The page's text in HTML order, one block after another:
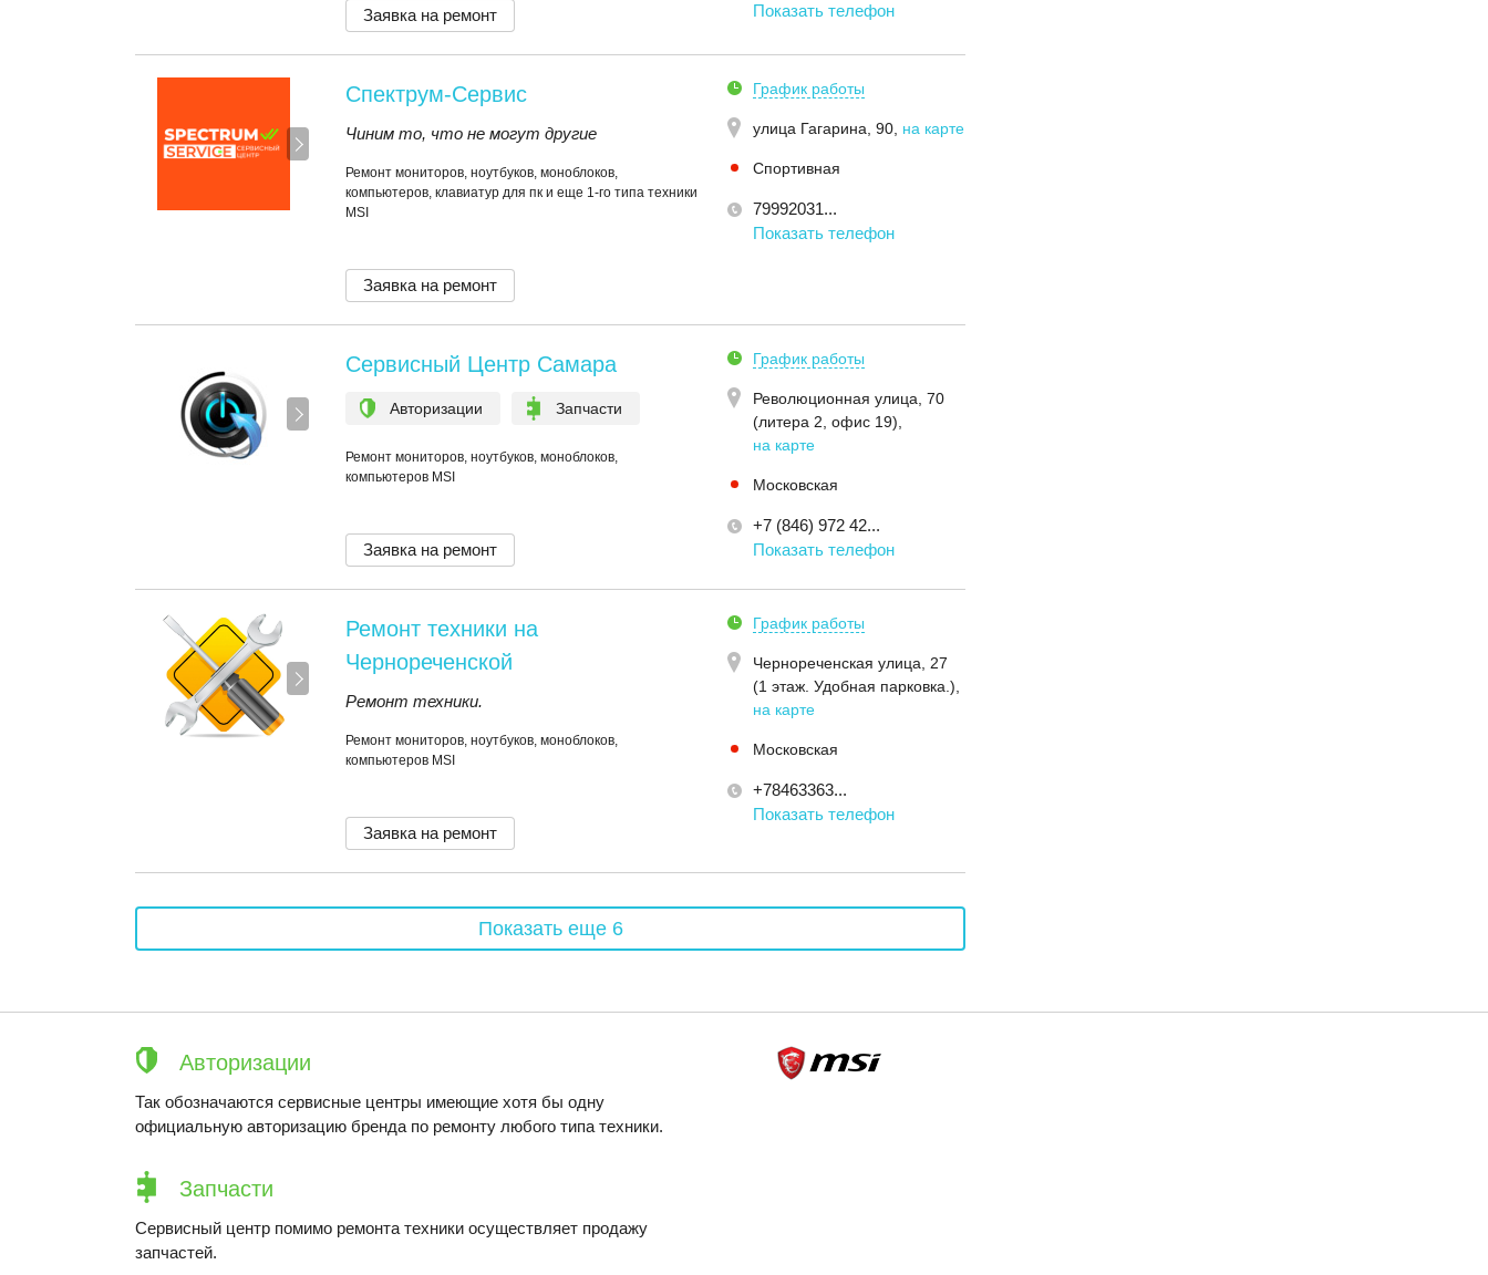
Показать телефон
Заявка на ремонт
Спектрум-Сервис
Чиним то, что не могут другие
Ремонт мониторов, ноутбуков, моноблоков,
компьютеров, клавиатур для пк и еще 1-го типа техники
MSI
График работы
улица Гагарина, 90 на карте
Спортивная
79992031...
Показать телефон
Заявка на ремонт
Сервисный Центр Самара
Авторизации Запчасти
Ремонт мониторов, ноутбуков, моноблоков,
компьютеров MSI
График работы
Революционная улица, 70
(литера 2, офис 19)
на карте
Московская
+7 (846) 972 42...
Показать телефон
Заявка на ремонт
Ремонт техники на
Чернореченской
Ремонт техники.
Ремонт мониторов, ноутбуков, моноблоков,
компьютеров MSI
График работы
Чернореченская улица, 27
(1 этаж. Удобная парковка.)
на карте
Московская
+78463363...
Показать телефон
Заявка на ремонт
Показать еще 6
Авторизации
Так обозначаются сервисные центры имеющие хотя бы одну
официальную авторизацию бренда по ремонту любого типа техники.
Запчасти
Сервисный центр помимо ремонта техники осуществляет продажу
запчастей.